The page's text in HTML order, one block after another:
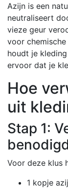
Azijn is een
neutraliseert
vieze geur
voor
houdt je
ervoor dat je
Hoe
uit
Stap 1:
Voor deze klus
1 kopje